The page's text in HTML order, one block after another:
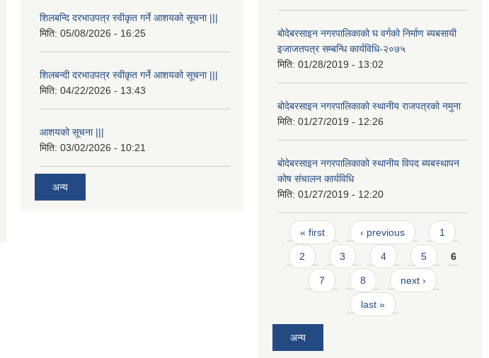
शिलबन्दि दरभाउपत्र स्वीकृत गर्ने आशयको सूचना |||
मिति: 05/08/2026 - 16:25
शिलबन्दी दरभाउपत्र स्वीकृत गर्ने आशयको सूचना |||
मिति: 04/22/2026 - 13:43
आशयको सूचना |||
मिति: 03/02/2026 - 10:21
अन्य
बोदेबरसाइन नगरपालिकाको घ वर्गको निर्माण ब्यबसायी
इजाजतपत्र सम्बन्धि कार्यविधि-२०७५
मिति: 01/28/2019 - 13:02
बोदेबरसाइन नगरपालिकाको स्थानीय राजपत्रको नमुना
मिति: 01/27/2019 - 12:26
बोदेबरसाइन नगरपालिकाको स्थानीय विपद ब्यबस्थापन
कोष संचालन कार्यविधि
मिति: 01/27/2019 - 12:20
Pages
« first ‹ previous 1
2 3 4 5 6
7 8 next ›
last »
अन्य